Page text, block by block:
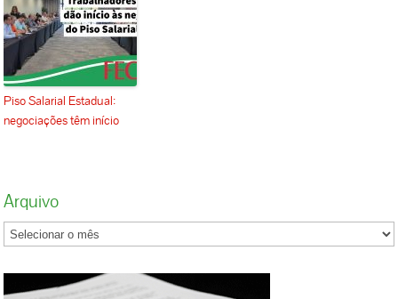
Piso Salarial Estadual:
negociações têm início
Arquivo